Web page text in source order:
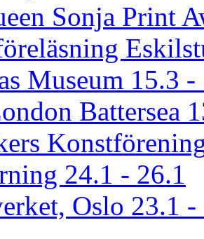
Sonja Print
Museum 15.3 -
Battersea
24.1 - 26.1
Oslo 23.1 -